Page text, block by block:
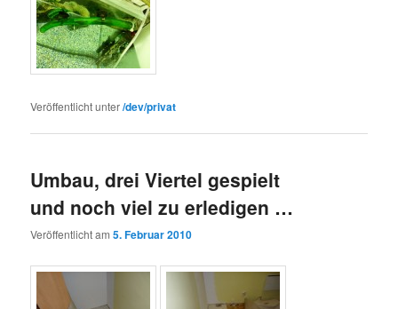
Veröffentlicht unter/dev/privat
Umbau, drei Viertel gespielt
und noch viel zu erledigen …
Veröffentlicht am5. Februar 2010